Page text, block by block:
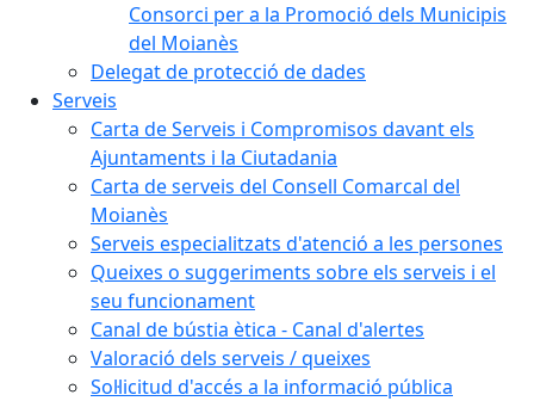
Consorci per a la Promoció dels Municipis
del Moianès
Delegat de protecció de dades
Serveis
Carta de Serveis i Compromisos davant els
Ajuntaments i la Ciutadania
Carta de serveis del Consell Comarcal del
Moianès
Serveis especialitzats d'atenció a les persones
Queixes o suggeriments sobre els serveis i el
seu funcionament
Canal de bústia ètica - Canal d'alertes
Valoració dels serveis / queixes
Sol·licitud d'accés a la informació pública